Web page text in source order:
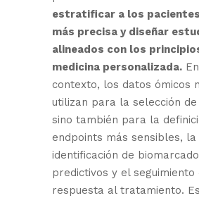
estratificar a los
más precisa y diseñar
alineados con los
medicina personalizada.
contexto, los datos ómicos
utilizan para la selección
sino también para la
endpoints más sensibles, la
identificación de
predictivos y el seguimiento
respuesta al tratamiento.